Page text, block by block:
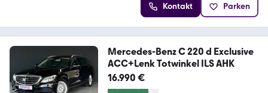
Kontakt Parken
Mercedes-Benz C 220 d Exclusive
ACC+Lenk Totwinkel ILS AHK
16.990 €